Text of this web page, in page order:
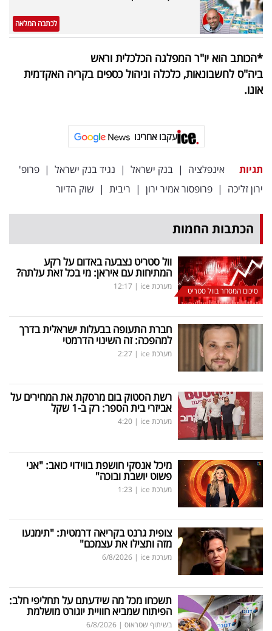
לכתבה המלאה
*הכותב הוא יו"ר המפלגה הכלכלית וראש
ביה"ס לחשבונאות, כלכלה וניהול כספים בקריה האקדמית
אונו.
עקבו אחרינו
תגיות אינפלציה | בנק ישראל | נגיד בנק ישראל | פרופ'
ירון זליכה | פרופסור אמיר ירון | ריבית | שוק הדיור
הכתבות החמות
סיכום המסחר בוול סטריט
וול סטריט נצבעה באדום על רקע
המתיחות עם איראן: מי בכל זאת עלתה?
מערכת ice |
12:17
חברת התעופה בבעלות ישראלית בדרך
למהפכה: זה השינוי הדרמטי
מערכת ice |
2:27
רשת הסטוק בום מרסקת את המחירים על
אביזרי בית הספר: רק ב-1 שקל
מערכת ice |
4:20
מיכל אנסקי חושפת בווידוי כואב: "אני
פשוט יושבת ובוכה"
מערכת ice |
1:23
צופית גרנט בקריאה דרמטית: "תימנעו
מזה ותצילו את עצמכם"
מערכת ice |
6/8/2026
תשכחו מכל מה שידעתם על תחליפי חלב:
הפיתוח שמביא חוויית יוגורט מושלמת
בשיתוף שטראוס |
6/8/2026